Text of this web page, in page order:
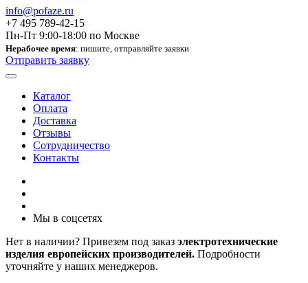
info@pofaze.ru
+7 495 789-42-15
Пн-Пт 9:00-18:00 по Москве
Нерабочее время: пишите, отправляйте заявки
Отправить заявку
Каталог
Оплата
Доставка
Отзывы
Сотрудничество
Контакты
Мы в соцсетях
Нет в наличии? Привезем под заказ электротехнические
изделия европейских производителей. Подробности
уточняйте у наших менеджеров.